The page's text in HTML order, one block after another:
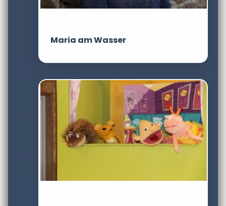
Maria am Wasser